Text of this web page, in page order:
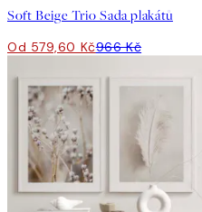
Soft Beige Trio Sada plakátů
Od 579,60 Kč966 Kč